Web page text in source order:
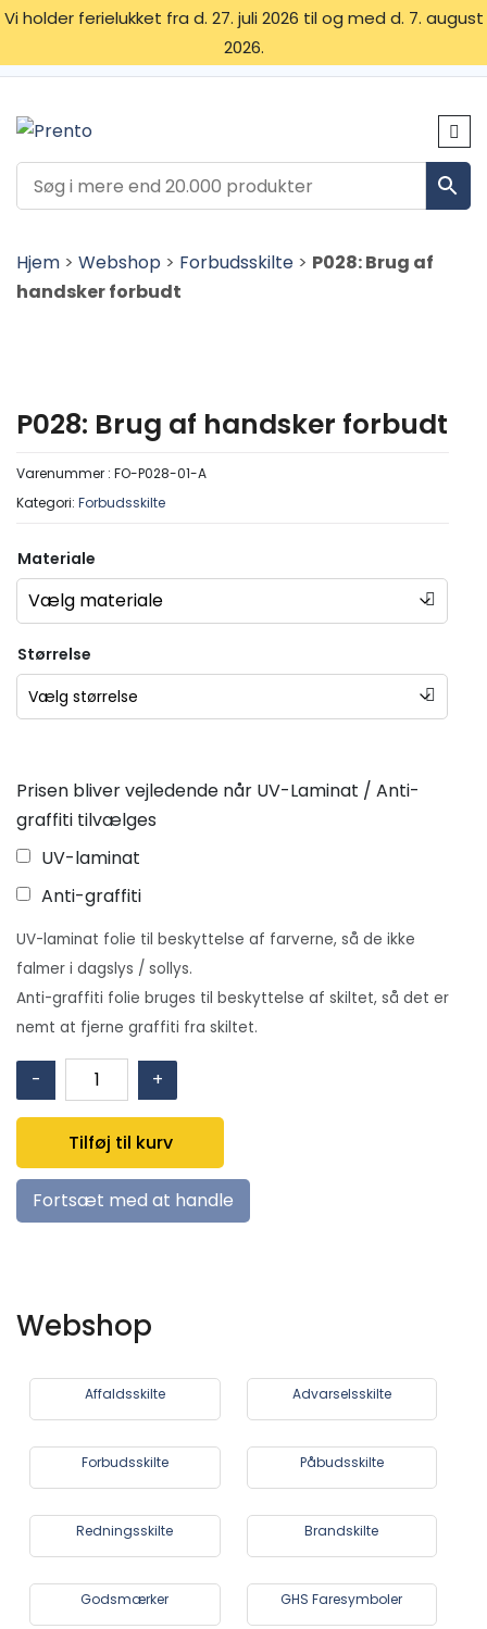
Vi holder ferielukket fra d. 27. juli 2026 til og med d. 7. august
2026.
OM OS
Hjem > Webshop > Forbudsskilte > P028: Brug af
handsker forbudt
P028: Brug af handsker forbudt
Varenummer : FO-P028-01-A
Kategori: Forbudsskilte
Materiale
Størrelse
Prisen bliver vejledende når UV-Laminat / Anti-
graffiti tilvælges
UV-laminat
Anti-graffiti
UV-laminat folie til beskyttelse af farverne, så de ikke
falmer i dagslys / sollys.
Anti-graffiti folie bruges til beskyttelse af skiltet, så det er
nemt at fjerne graffiti fra skiltet.
-
P028:
Brug
af
handsker
forbudt
antal
+
Tilføj til kurv
Fortsæt med at handle
Webshop
Affaldsskilte Advarselsskilte
Forbudsskilte Påbudsskilte
Redningsskilte Brandskilte
Godsmærker GHS Faresymboler